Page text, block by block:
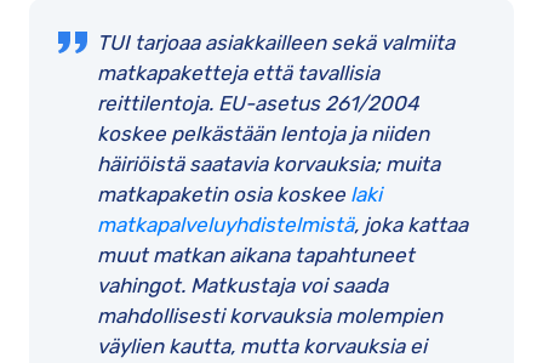
TUI tarjoaa asiakkailleen sekä valmiita
matkapaketteja että tavallisia
reittilentoja. EU-asetus 261/2004
koskee pelkästään lentoja ja niiden
häiriöistä saatavia korvauksia; muita
matkapaketin osia koskee laki
matkapalveluyhdistelmistä, joka kattaa
muut matkan aikana tapahtuneet
vahingot. Matkustaja voi saada
mahdollisesti korvauksia molempien
väylien kautta, mutta korvauksia ei